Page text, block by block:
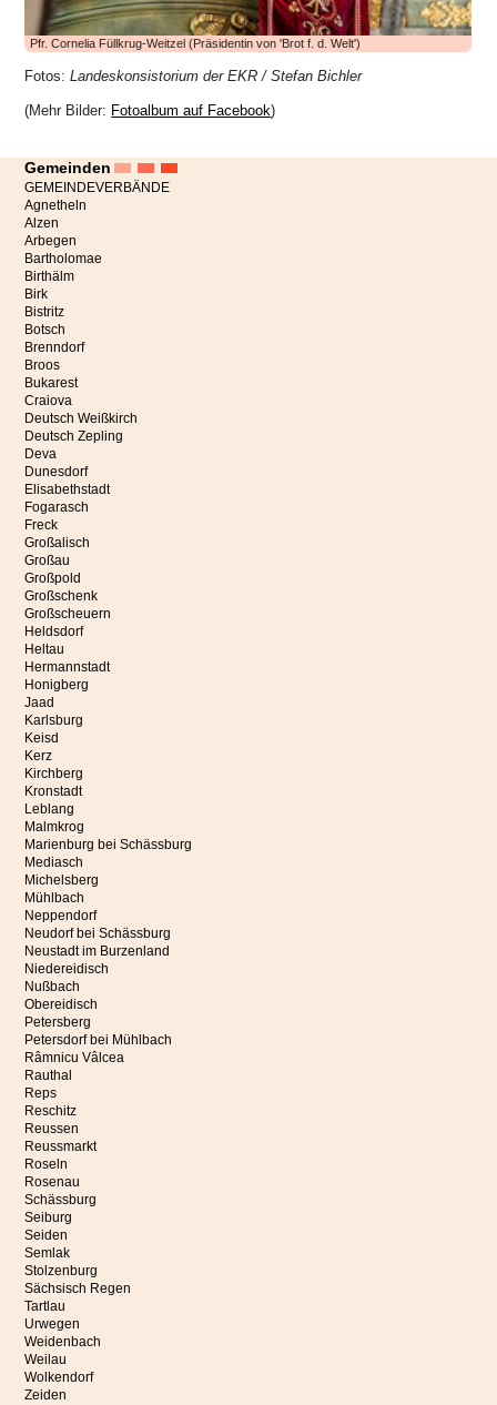
Pfr. Cornelia Füllkrug-Weitzel (Präsidentin von 'Brot f. d. Welt')
Fotos:Landeskonsistorium der EKR / Stefan Bichler
(Mehr Bilder: Fotoalbum auf Facebook)
Gemeinden
GEMEINDEVERBÄNDE
Agnetheln
Alzen
Arbegen
Bartholomae
Birthälm
Birk
Bistritz
Botsch
Brenndorf
Broos
Bukarest
Craiova
Deutsch Weißkirch
Deutsch Zepling
Deva
Dunesdorf
Elisabethstadt
Fogarasch
Freck
Großalisch
Großau
Großpold
Großschenk
Großscheuern
Heldsdorf
Heltau
Hermannstadt
Honigberg
Jaad
Karlsburg
Keisd
Kerz
Kirchberg
Kronstadt
Leblang
Malmkrog
Marienburg bei Schässburg
Mediasch
Michelsberg
Mühlbach
Neppendorf
Neudorf bei Schässburg
Neustadt im Burzenland
Niedereidisch
Nußbach
Obereidisch
Petersberg
Petersdorf bei Mühlbach
Râmnicu Vâlcea
Rauthal
Reps
Reschitz
Reussen
Reussmarkt
Roseln
Rosenau
Schässburg
Seiburg
Seiden
Semlak
Stolzenburg
Sächsisch Regen
Tartlau
Urwegen
Weidenbach
Weilau
Wolkendorf
Zeiden